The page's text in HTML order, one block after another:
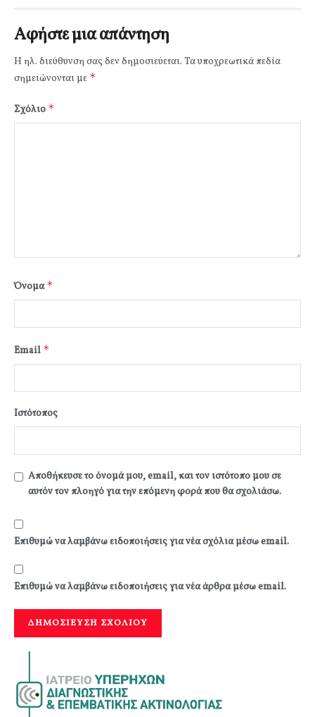
Αφήστε μια απάντηση
Η ηλ. διεύθυνση σας δεν δημοσιεύεται. Τα υποχρεωτικά πεδία
σημειώνονται με *
Σχόλιο *
Όνομα*
Email *
Ιστότοπος
Αποθήκευσε το όνομά μου, email, και τον ιστότοπο μου σε
αυτόν τον πλοηγό για την επόμενη φορά που θα σχολιάσω.
Επιθυμώ να λαμβάνω ειδοποιήσεις για νέα σχόλια μέσω email.
Επιθυμώ να λαμβάνω ειδοποιήσεις για νέα άρθρα μέσω email.